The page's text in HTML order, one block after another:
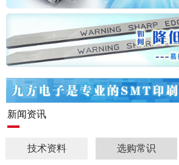
新闻资讯
技术资料 选购常识